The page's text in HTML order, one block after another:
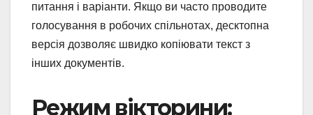
питання і варіанти. Якщо ви часто проводите
голосування в робочих спільнотах, десктопна
версія дозволяє швидко копіювати текст з
інших документів.
Режим вікторини: